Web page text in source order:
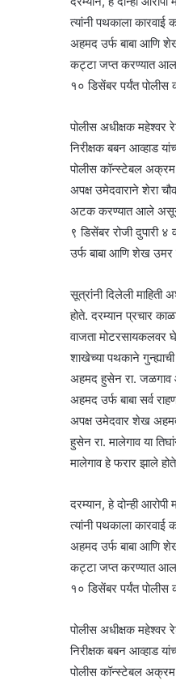
त्यांनी पथकाला
अहमद उर्फ बाबा आणि
कट्टा जप्त करण्यात आला
१० डिसेंबर पर्यंत पोलीस
पोलीस अधीक्षक महेश्वर
निरीक्षक बबन आव्हाड
पोलीस कॉन्स्टेबल अक्रम
अपक्ष उमेदवाराने शेरा
अटक करण्यात आले असून
९ डिसेंबर रोजी दुपारी
उर्फ बाबा आणि शेख
सूत्रांनी दिलेली
होते. दरम्यान प्रचार
वाजता मोटरसायकलवर
शाखेच्या पथकाने
अहमद हुसेन रा. जळगाव
अहमद उर्फ बाबा सर्व
अपक्ष उमेदवार शेख
हुसेन रा. मालेगाव या
मालेगाव हे फरार झाले
दरम्यान, हे दोन्ही
त्यांनी पथकाला
अहमद उर्फ बाबा आणि
कट्टा जप्त करण्यात आला
१० डिसेंबर पर्यंत पोलीस
पोलीस अधीक्षक महेश्वर
निरीक्षक बबन आव्हाड
पोलीस कॉन्स्टेबल अक्रम